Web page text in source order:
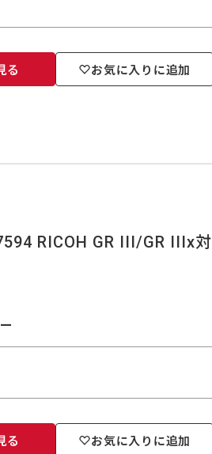
る お気に入りに追加
RICOH GR III/GR IIIx対
る お気に入りに追加